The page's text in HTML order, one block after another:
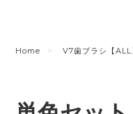
Home V7歯ブラシ【ALL